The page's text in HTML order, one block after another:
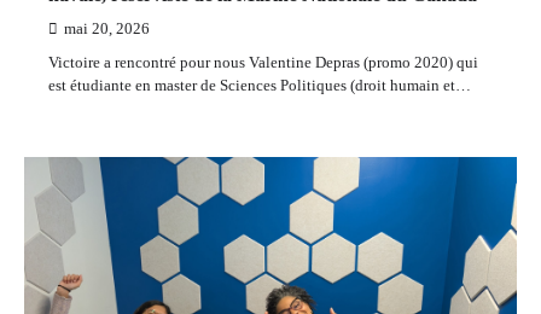
mai 20, 2026
Victoire a rencontré pour nous Valentine Depras (promo 2020) qui
est étudiante en master de Sciences Politiques (droit humain et…